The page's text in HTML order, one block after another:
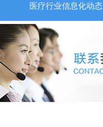
医疗行业信息化动态